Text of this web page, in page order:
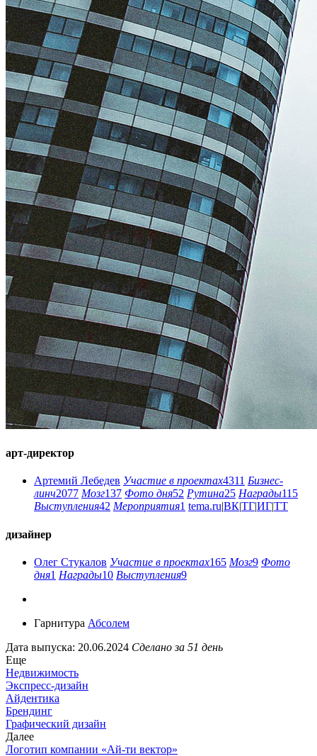
арт-директор
Артемий Лебедев Участие в проектах4311 Бизнес-
линч2077 Мозг137 Фото дня52 Рутина25 Награды115
Выступления42 Мероприятия1 tema.ru|ВК|ТГ|ИГ|ТТ
дизайнер
Олег Стукалов Участие в проектах165 Мозг9 Фото
дня1 Награды10 Выступления9
Гарнитура Абсолем
Дата выпуска: 20.06.2024 Сделано за 51 день
Еще
Недвижимость
Экспресс-дизайн
Айдентика
Брендинг
Графический дизайн
Далее
Логотип компании «Ай-ти вектор»